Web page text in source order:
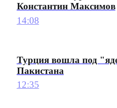
Константин Максимов
14:08
Турция вошла под
Пакистана
12:35